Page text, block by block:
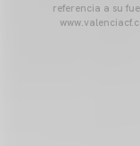
referencia a su